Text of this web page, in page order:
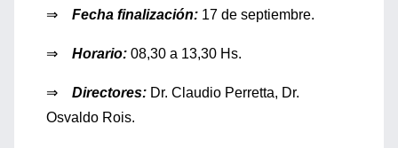
⇒ Fecha finalización: 17 de septiembre.
⇒ Horario: 08,30 a 13,30 Hs.
⇒ Directores: Dr. Claudio Perretta, Dr.
Osvaldo Rois.